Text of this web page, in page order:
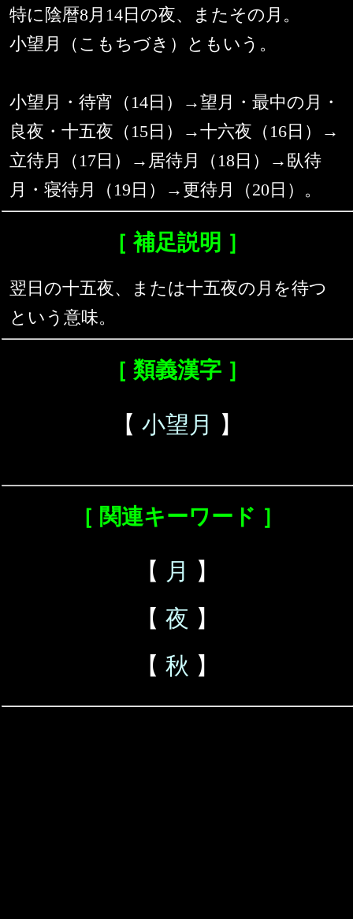
特に陰暦8月14日の夜、またその月。
小望月（こもちづき）ともいう。
小望月・待宵（14日）→望月・最中の月・
良夜・十五夜（15日）→十六夜（16日）→
立待月（17日）→居待月（18日）→臥待
月・寝待月（19日）→更待月（20日）。
［ 補足説明 ］
翌日の十五夜、または十五夜の月を待つ
という意味。
［ 類義漢字 ］
【 小望月 】
［ 関連キーワード ］
【 月
】
【 夜 】
【 秋 】